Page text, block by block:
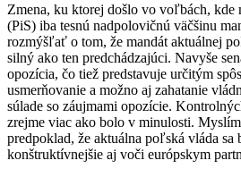
Zmena, ku ktorej došlo vo voľbách, kde
(PiS) iba tesnú nadpolovičnú väčšinu
rozmýšľať o tom, že mandát aktuálnej
silný ako ten predchádzajúci. Navyše
opozícia, čo tiež predstavuje určitým
usmerňovanie a možno aj zahatanie
súlade so záujmami opozície.
zrejme viac ako bolo v minulosti.
predpoklad, že aktuálna poľská vláda sa
konštruktívnejšie aj voči európskym